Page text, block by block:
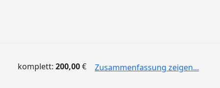
komplett: 200,00€ Zusammenfassung zeigen...